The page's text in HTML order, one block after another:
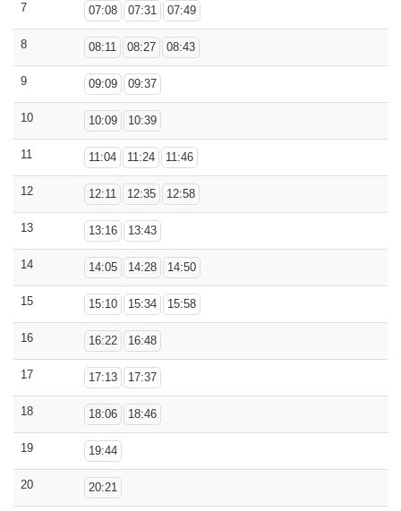
7 07:08 07:31 07:49
8 08:11 08:27 08:43
9 09:09 09:37
10 10:09 10:39
11 11:04 11:24 11:46
12 12:11 12:35 12:58
13 13:16 13:43
14 14:05 14:28 14:50
15 15:10 15:34 15:58
16 16:22 16:48
17 17:13 17:37
18 18:06 18:46
19 19:44
20 20:21